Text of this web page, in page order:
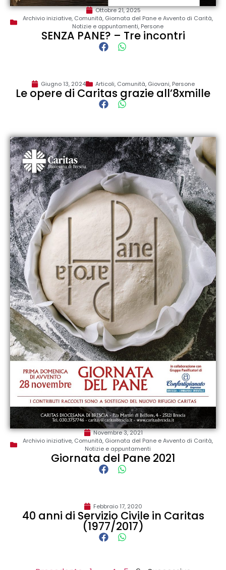
Ottobre 21, 2025
Archivio iniziative, Comunità, Giornata del Pane e Avvento di Carità,
Notizie e appuntamenti, Persone
SENZA PANE? – Tre incontri
Giugno 13, 2024 Articoli, Comunità, Giovani, Persone
Le opere di Caritas grazie all’8xmille
Novembre 3, 2021
Archivio iniziative, Comunità, Giornata del Pane e Avvento di Carità,
Notizie e appuntamenti
Giornata del Pane 2021
Febbraio 17, 2020
40 anni di Servizio Civile in Caritas
(1977/2017)